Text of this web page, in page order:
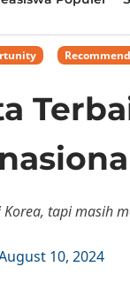
tapi masih
10, 2024